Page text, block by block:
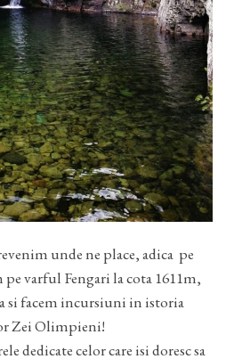
unde ne place, adica pe
varful Fengari la cota 1611m,
si facem incursiuni in istoria
Zei Olimpieni!
dedicate celor care isi doresc sa